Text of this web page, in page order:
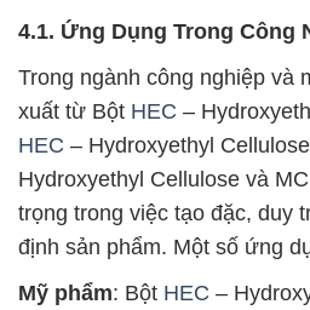
4.1. Ứng Dụng Trong Công
Trong ngành công nghiệp và
xuất từ Bột HEC –
HEC – Hydroxyethyl
Hydroxyethyl Cellulose và
trọng trong việc tạo đặc, duy
định sản phẩm. Một số ứng
Mỹ phẩm: Bột HEC –